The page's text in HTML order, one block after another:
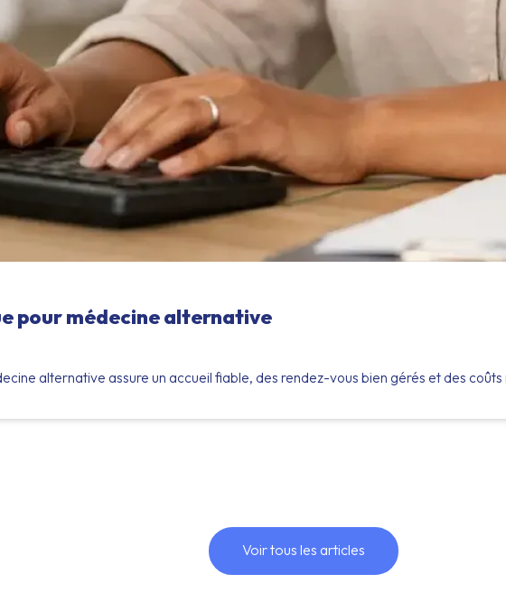
pour médecine alternative
alternative assure un accueil fiable, des rendez-vous bien gérés et des
Voir tous les articles